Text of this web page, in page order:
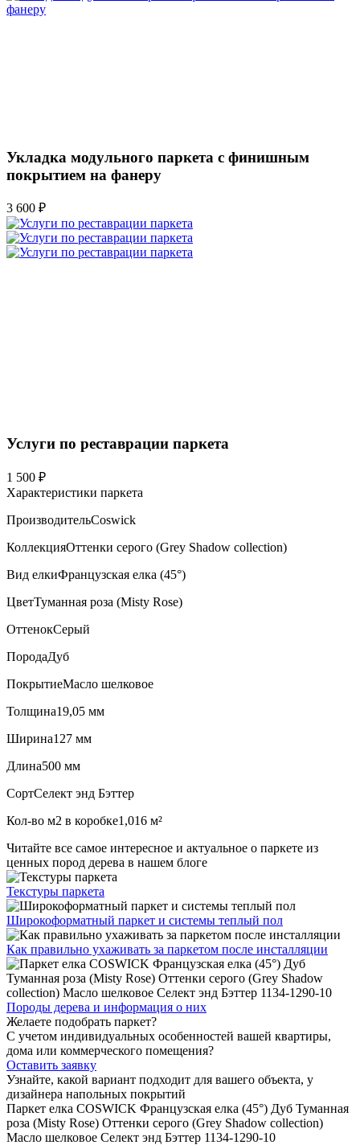
Укладка модульного паркета с финишным
покрытием на фанеру
3 600 ₽
Услуги по реставрации паркета
1 500 ₽
Характеристики паркета
ПроизводительCoswick
КоллекцияОттенки серого (Grеy Shadow collection)
Вид елкиФранцузская елка (45°)
ЦветТуманная роза (Misty Rose)
ОттенокСерый
ПородаДуб
ПокрытиеМасло шелковое
Толщина19,05 мм
Ширина127 мм
Длина500 мм
СортСелект энд Бэттер
Кол-во м2 в коробке1,016 м²
Читайте все самое интересное и актуальное о паркете из
ценных пород дерева в нашем блоге
Текстуры паркета
Широкоформатный паркет и системы теплый пол
Как правильно ухаживать за паркетом после инсталляции
Породы дерева и информация о них
Желаете подобрать паркет?
С учетом индивидуальных особенностей вашей квартиры,
дома или коммерческого помещения?
Оставить заявку
Узнайте, какой вариант подходит для вашего объекта, у
дизайнера напольных покрытий
Паркет елка COSWICK Французская елка (45°) Дуб Туманная
роза (Misty Rose) Оттенки серого (Grеy Shadow collection)
Масло шелковое Селект энд Бэттер 1134-1290-10